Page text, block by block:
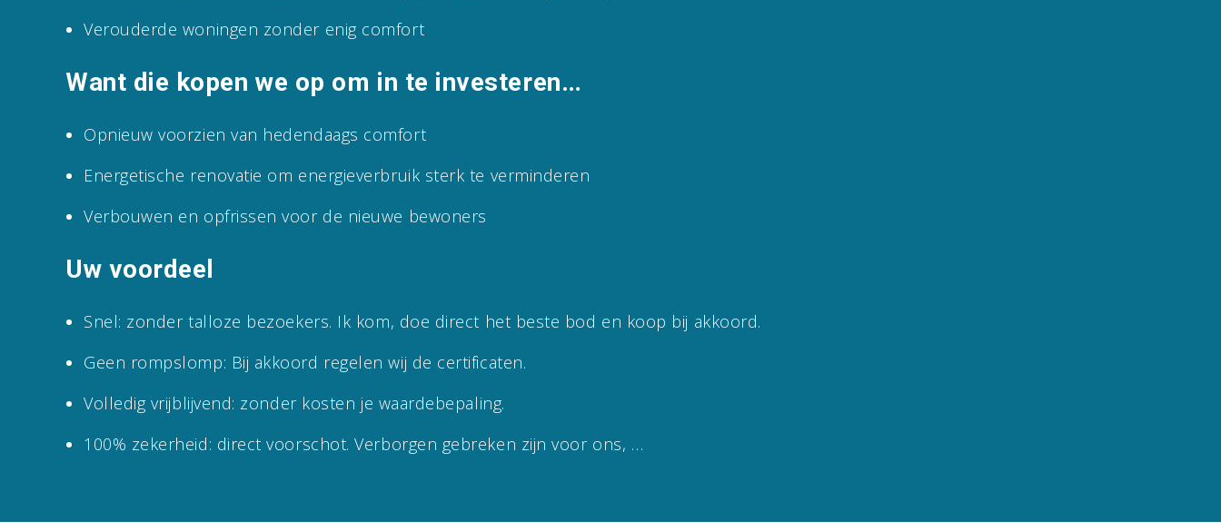
Verouderde woningen zonder enig comfort
Want die kopen we op om in te investeren…
Opnieuw voorzien van hedendaags comfort
Energetische renovatie om energieverbruik sterk te verminderen
Verbouwen en opfrissen voor de nieuwe bewoners
Uw voordeel
Snel: zonder talloze bezoekers. Ik kom, doe direct het beste bod en koop bij akkoord.
Geen rompslomp: Bij akkoord regelen wij de certificaten.
Volledig vrijblijvend: zonder kosten je waardebepaling.
100% zekerheid: direct voorschot. Verborgen gebreken zijn voor ons, …